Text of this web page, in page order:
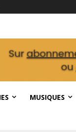
MUSIQUES